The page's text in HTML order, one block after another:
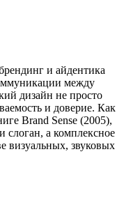
и айдентика
между
дизайн не просто
и доверие. Как
Brand Sense (2005),
слоган, а комплексное
визуальных, звуковых